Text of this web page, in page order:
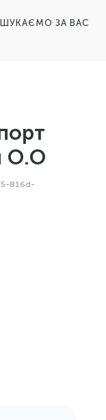
ШУКАЄМО ЗА ВАС
О.О
816d-